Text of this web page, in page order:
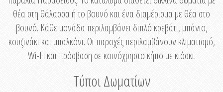
θέα στη θάλασσα ή το βουνό και ένα διαμέρισμα με θέα στο
βουνό. Κάθε μονάδα περιλαμβάνει διπλό κρεβάτι, μπάνιο,
κουζινάκι και μπαλκόνι. Οι παροχές περιλαμβάνουν κλιματισμό,
Wi-Fi και πρόσβαση σε κοινόχρηστο κήπο με κιόσκι.
Τύποι Δωματίων